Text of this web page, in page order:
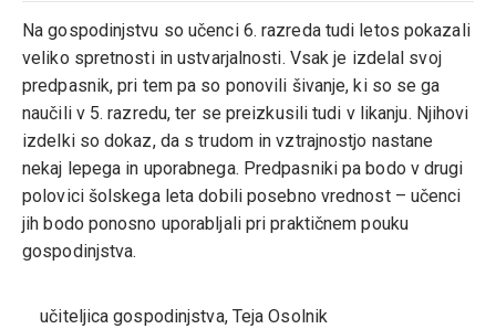
Na gospodinjstvu so učenci 6. razreda tudi letos pokazali
veliko spretnosti in ustvarjalnosti. Vsak je izdelal svoj
predpasnik, pri tem pa so ponovili šivanje, ki so se ga
naučili v 5. razredu, ter se preizkusili tudi v likanju. Njihovi
izdelki so dokaz, da s trudom in vztrajnostjo nastane
nekaj lepega in uporabnega. Predpasniki pa bodo v drugi
polovici šolskega leta dobili posebno vrednost – učenci
jih bodo ponosno uporabljali pri praktičnem pouku
gospodinjstva.
učiteljica gospodinjstva, Teja Osolnik